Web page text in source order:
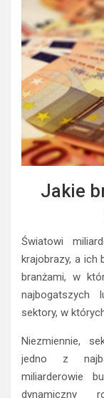
Jakie
Światowi
krajobrazy, a
branżami, w
najbogatszych
sektory, w
Niezmiennie,
jedno z
miliarderowie
dynamiczny